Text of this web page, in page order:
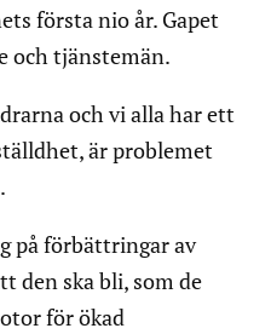
första nio år. Gapet
och tjänstemän.
och vi alla har ett
är problemet
på förbättringar av
den ska bli, som de
för ökad